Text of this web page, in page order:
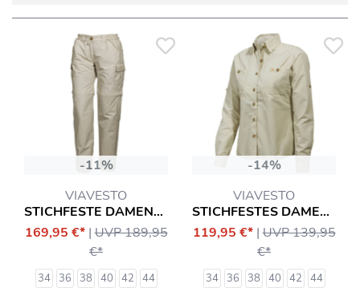
-11%
VIAVESTO
STICHFESTE DAMEN-ZIPP-HOSE EANES
169,95 €* |UVP 189,95
€*
34 36 38 40 42 44
-14%
VIAVESTO
STICHFESTES DAMENHEMD SR. EANES
119,95 €* |UVP 139,95
€*
34 36 38 40 42 44